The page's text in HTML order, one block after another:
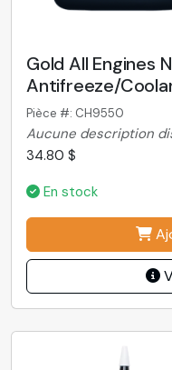
Gold All Engines
Antifreeze/
Pièce #: CH9550
Aucune description
34.80 $
En stock